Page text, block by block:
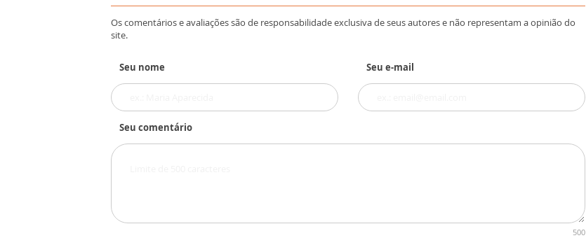
Os comentários e avaliações são de responsabilidade exclusiva de seus autores e não representam a opinião do
site.
Seu nome Seu e-mail
Seu comentário
500